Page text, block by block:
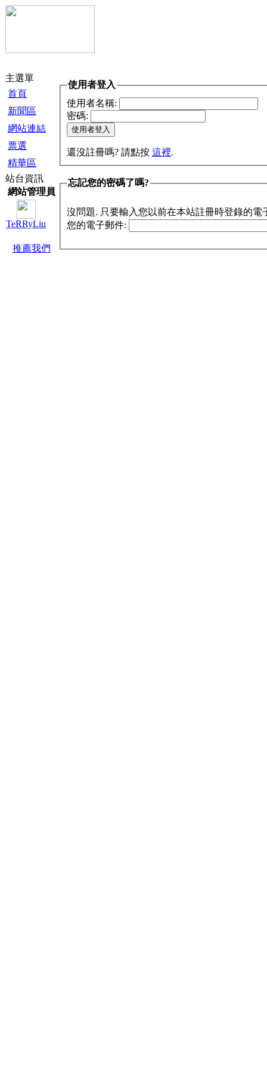
主選單
首頁
新聞區
網站連結
票選
精華區
站台資訊
網站管理員
TeRRyLiu
推薦我們
使用者登入
使用者名稱:
密碼:
還沒註冊嗎? 請點按 這裡.
忘記您的密碼了嗎?
沒問題. 只要輸入您以前在本站註冊時登錄的電
您的電子郵件: